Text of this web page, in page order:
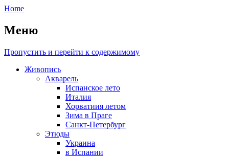
Home
Меню
Пропустить и перейти к содержимому
Живопись
Акварель
Испанское лето
Италия
Хорватиия летом
Зима в Праге
Санкт-Петербург
Этюды
Украина
в Испании